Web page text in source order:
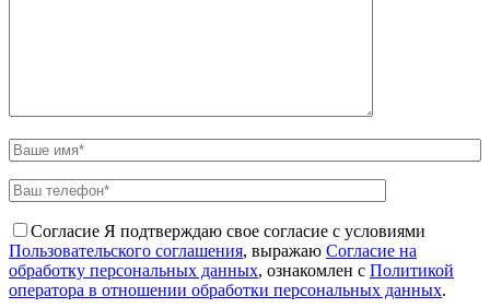
Согласие Я подтверждаю свое согласие с условиями
Пользовательского соглашения, выражаю Согласие на
обработку персональных данных, ознакомлен с Политикой
оператора в отношении обработки персональных данных.